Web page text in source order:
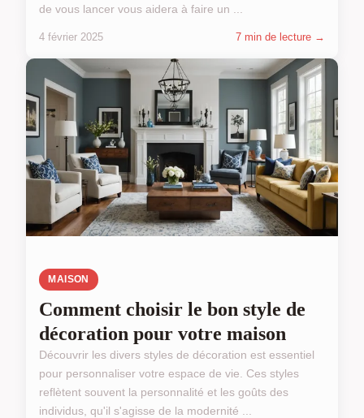
de vous lancer vous aidera à faire un ...
4 février 2025 7 min de lecture →
MAISON
Comment choisir le bon style de
décoration pour votre maison
Découvrir les divers styles de décoration est essentiel
pour personnaliser votre espace de vie. Ces styles
reflètent souvent la personnalité et les goûts des
individus, qu'il s'agisse de la modernité ...